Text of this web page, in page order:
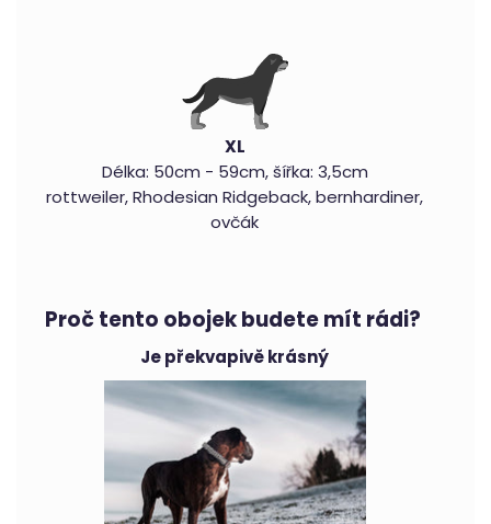
XL
Délka: 50cm - 59cm, šířka: 3,5cm
rottweiler, Rhodesian Ridgeback, bernhardiner,
ovčák
Proč tento obojek budete mít rádi?
Je překvapivě krásný